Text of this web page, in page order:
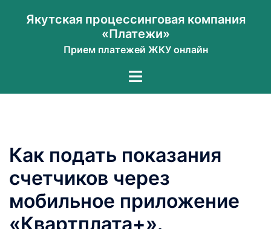
Якутская процессинговая компания
«Платежи»
Прием платежей ЖКУ онлайн
Переключатель
Как подать показания
счетчиков через
мобильное приложение
«Квартплата+».